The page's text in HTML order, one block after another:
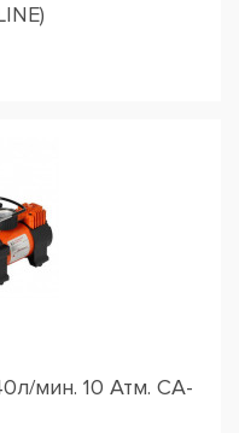
мин. 10 Атм. CA-